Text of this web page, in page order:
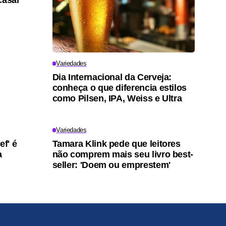
Variedades
Dia Internacional da Cerveja:
conheça o que diferencia estilos
como Pilsen, IPA, Weiss e Ultra
é
Variedades
Tamara Klink pede que leitores
não comprem mais seu livro best-
seller: 'Doem ou emprestem'